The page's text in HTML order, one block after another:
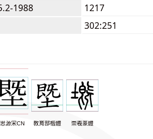
1988
1217
302:251
思源宋CN 教育部楷體 崇羲篆體